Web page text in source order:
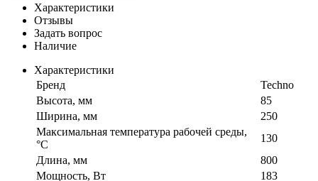
Характеристики
Отзывы
Задать вопрос
Наличие
Характеристики
Бренд
Techno
Высота, мм
85
Ширина, мм
250
Максимальная температура рабочей среды,
°C
130
Длина, мм
800
Мощность, Вт
183